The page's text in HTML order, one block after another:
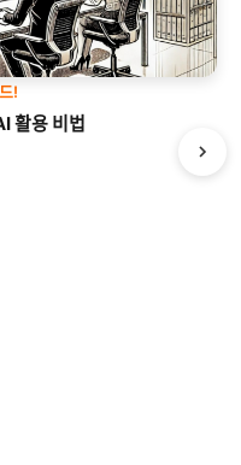
!
활용 비법